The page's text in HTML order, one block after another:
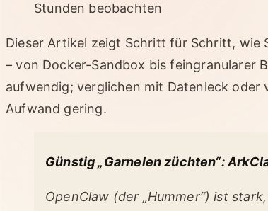
Stunden beobachten
Dieser Artikel zeigt Schritt für Schritt, wie
– von Docker-Sandbox bis feingranularer
aufwendig; verglichen mit Datenleck
Aufwand gering.
Günstig „Garnelen züchten“:
OpenClaw (der „Hummer“) ist